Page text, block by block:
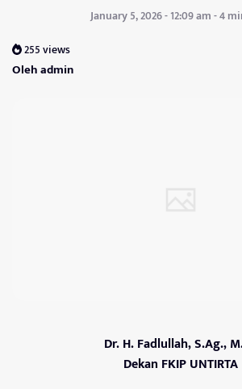
January 5, 2026 - 12:09 am - 4
255 views
Oleh admin
Dr. H. Fadlullah, S.Ag.,
Dekan FKIP UNTIRTA